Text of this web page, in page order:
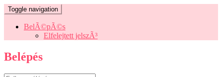
Toggle navigation
BelÃ©pÃ©s
Elfelejtett jelszÃ³
Belépés